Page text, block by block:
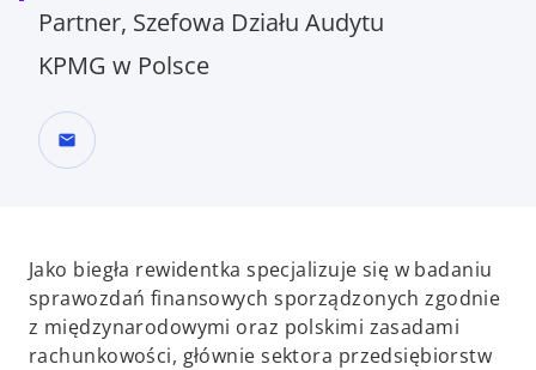
Partner, Szefowa Działu Audytu
KPMG w Polsce
mail
Jako biegła rewidentka specjalizuje się w badaniu
sprawozdań finansowych sporządzonych zgodnie
z międzynarodowymi oraz polskimi zasadami
rachunkowości, głównie sektora przedsiębiorstw